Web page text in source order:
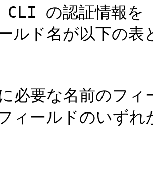
の認証情報を
ルド名が以下の
必要な名前のフ
ィールドのいず